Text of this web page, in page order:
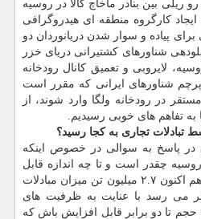
ریلی بین بنادر ماخاچ كالا در روسیه
كارگروه منطقه ای هیدروگرافی
پیاده و سوار شدن دریانوردان دو
شناورهای كشتیرانی دریای خزر
لایروبی و تعمیق كانال رودخانه
پرچم شناورهای ایرانی كه مقرر است
در رودخانه ولگا وارد شوند، از
به تفاهم های خوبی رسیدیم.
تبادلات تجاری به كجا رسید؟
در پاسخ به سوالی در خصوص اینكه
روسیه چقدر است و تا چه اندازه قابل
افزایش است، اظهار داشت: هم اكنون ۲.۷ میلیون تن میزان مبادلات
می رسد با عنایت به ظرفیت های
حجم تا دو برابر قابل افزایش باش كه